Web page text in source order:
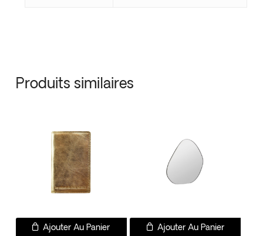
Produits similaires
Ajouter Au Panier Ajouter Au Panier